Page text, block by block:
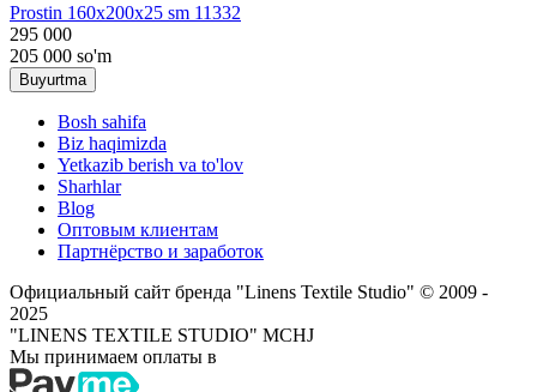
Prostin 160x200x25 sm 11332
295 000
205 000 so'm
Buyurtma
Bosh sahifa
Biz haqimizda
Yetkazib berish va to'lov
Sharhlar
Blog
Оптовым клиентам
Партнёрство и заработок
Официальный сайт бренда "Linens Textile Studio" © 2009 -
2025
"LINENS TEXTILE STUDIO" MCHJ
Мы принимаем оплаты в